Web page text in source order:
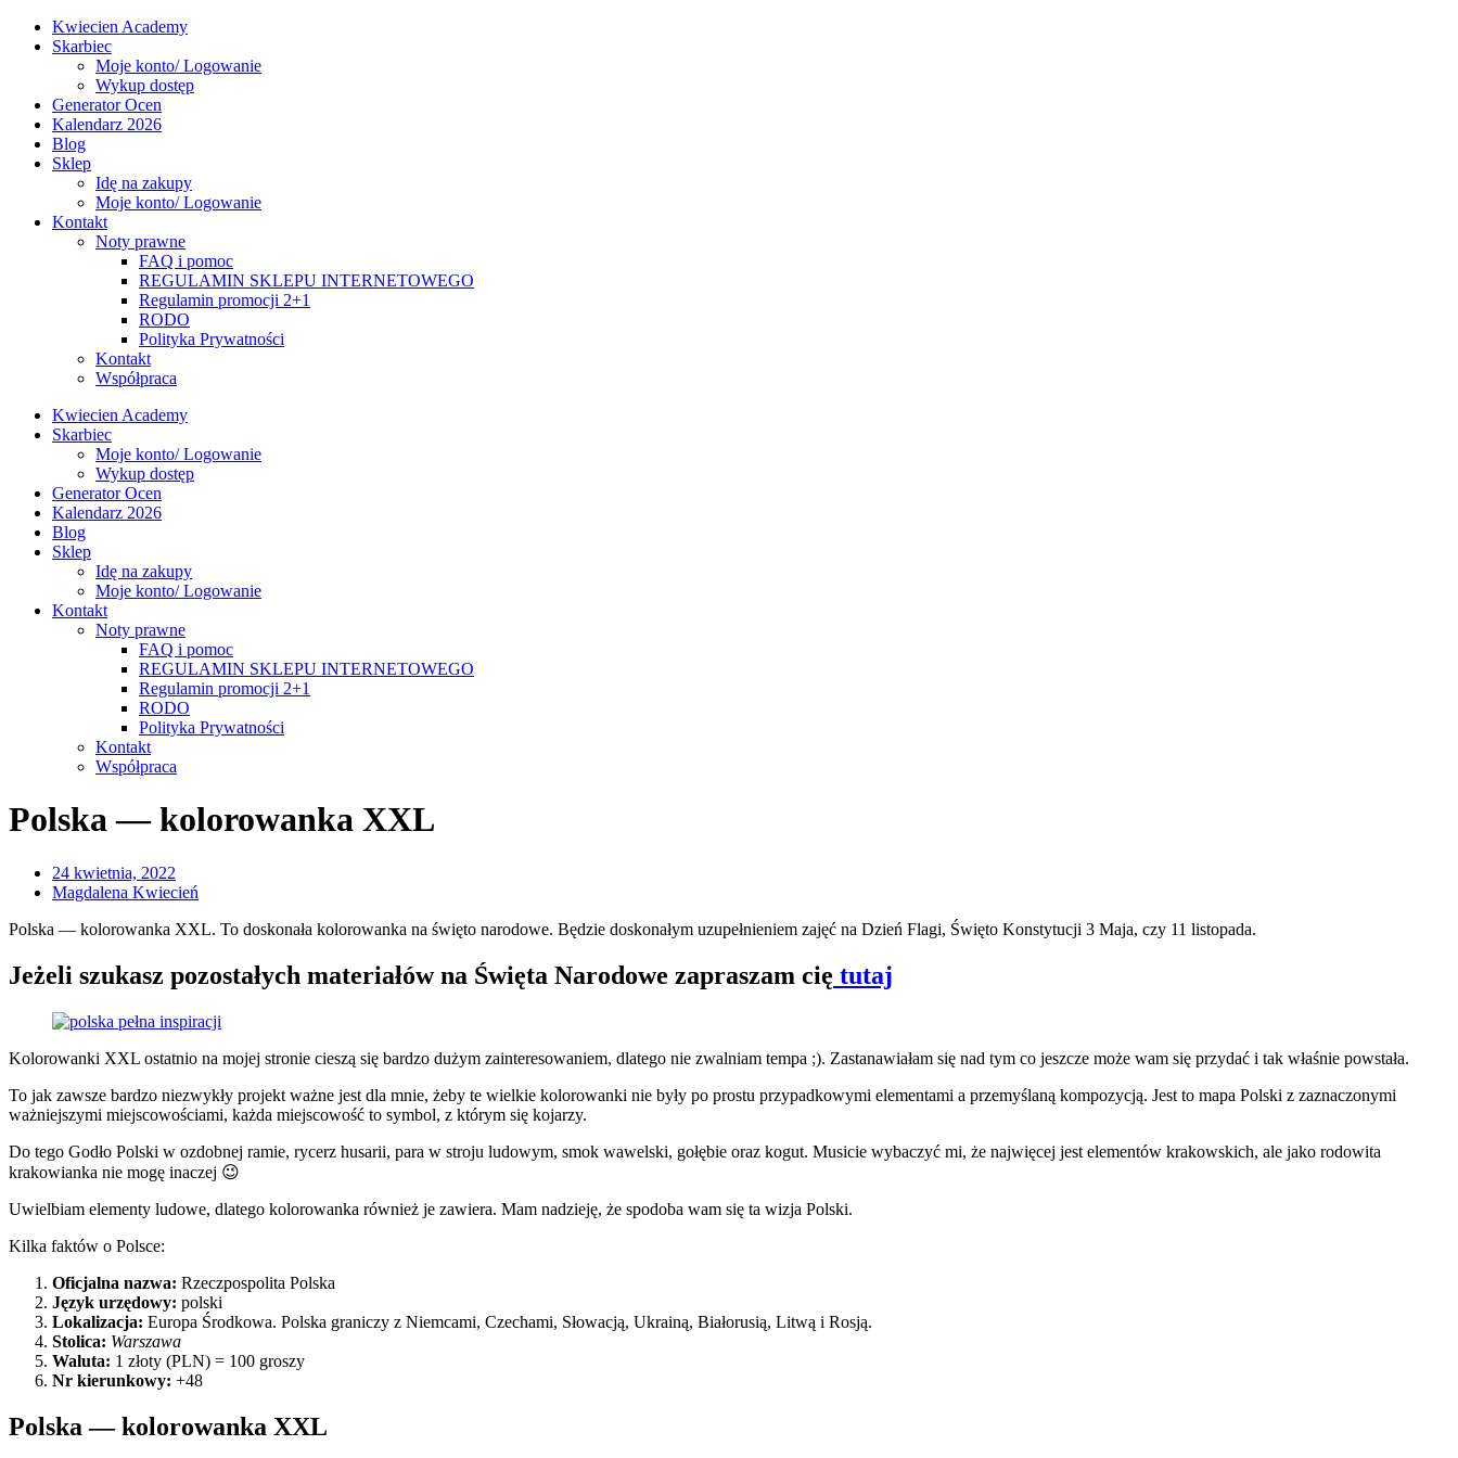
Kwiecien Academy
Skarbiec
Moje konto/ Logowanie
Wykup dostęp
Generator Ocen
Kalendarz 2026
Blog
Sklep
Idę na zakupy
Moje konto/ Logowanie
Kontakt
Noty prawne
FAQ i pomoc
REGULAMIN SKLEPU INTERNETOWEGO
Regulamin promocji 2+1
RODO
Polityka Prywatności
Kontakt
Współpraca
Kwiecien Academy
Skarbiec
Moje konto/ Logowanie
Wykup dostęp
Generator Ocen
Kalendarz 2026
Blog
Sklep
Idę na zakupy
Moje konto/ Logowanie
Kontakt
Noty prawne
FAQ i pomoc
REGULAMIN SKLEPU INTERNETOWEGO
Regulamin promocji 2+1
RODO
Polityka Prywatności
Kontakt
Współpraca
Polska — kolorowanka XXL
24 kwietnia, 2022
Magdalena Kwiecień
Polska — kolorowanka XXL. To doskonała kolorowanka na święto narodowe. Będzie doskonałym uzupełnieniem zajęć na Dzień Flagi, Święto Konstytucji 3 Maja, czy 11 listopada.
Jeżeli szukasz pozostałych materiałów na Święta Narodowe zapraszam cię tutaj
Kolorowanki XXL ostatnio na mojej stronie cieszą się bardzo dużym zainteresowaniem, dlatego nie zwalniam tempa ;). Zastanawiałam się nad tym co jeszcze może wam się przydać i tak właśnie powstała.
To jak zawsze bardzo niezwykły projekt ważne jest dla mnie, żeby te wielkie kolorowanki nie były po prostu przypadkowymi elementami a przemyślaną kompozycją. Jest to mapa Polski z zaznaczonymi
ważniejszymi miejscowościami, każda miejscowość to symbol, z którym się kojarzy.
Do tego Godło Polski w ozdobnej ramie, rycerz husarii, para w stroju ludowym, smok wawelski, gołębie oraz kogut. Musicie wybaczyć mi, że najwięcej jest elementów krakowskich, ale jako rodowita
krakowianka nie mogę inaczej 😉
Uwielbiam elementy ludowe, dlatego kolorowanka również je zawiera. Mam nadzieję, że spodoba wam się ta wizja Polski.
Kilka faktów o Polsce:
Oficjalna nazwa: Rzeczpospolita Polska
Język urzędowy: polski
Lokalizacja: Europa Środkowa. Polska graniczy z Niemcami, Czechami, Słowacją, Ukrainą, Białorusią, Litwą i Rosją.
Stolica: Warszawa
Waluta: 1 złoty (PLN) = 100 groszy
Nr kierunkowy: +48
Polska — kolorowanka XXL